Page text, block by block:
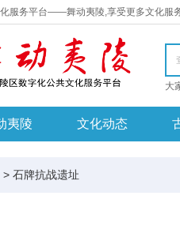
服务平台——舞动夷陵,享受更多文化服
夷陵 文化动态
> 石牌抗战遗址